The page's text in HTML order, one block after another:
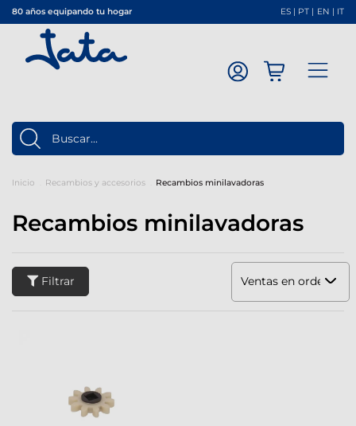
80 años equipando tu hogar ES | PT | EN | IT
Inicio Recambios y accesorios Recambios minilavadoras
Recambios minilavadoras
Filtrar Ventas en orden